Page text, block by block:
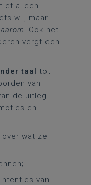
alleen
wil, maar
Ook het
vergt een
taal tot
van
de uitleg
en
wat ze
van